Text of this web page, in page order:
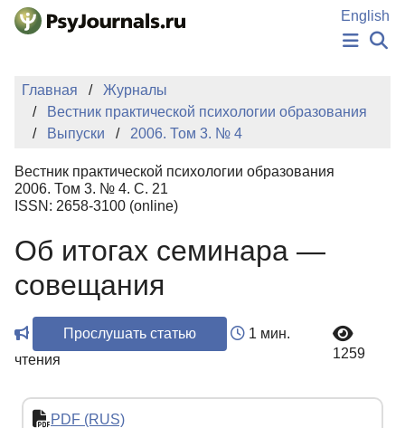
Перейти к основному содержанию
English
НОВОСТИ
ИЗДАНИЯ
АВТОРЫ
БАЗА ЗНАНИЙ
КЛЮЧЕВЫЕ СЛОВА
Регистрация
Главная
Журналы
Вестник практической психологии образования
Выпуски
2006. Том 3. № 4
Вестник практической психологии образования
2006. Том 3. № 4. С. 21
ISSN: 2658-3100 (online)
Об итогах семинара —
совещания
Прослушать статью
1 мин.
чтения
1259
PDF (RUS)